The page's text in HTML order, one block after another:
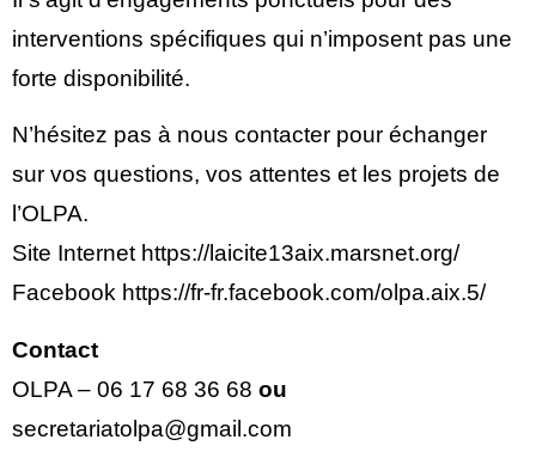
interventions spécifiques qui n’imposent pas une
forte disponibilité.
N’hésitez pas à nous contacter pour échanger
sur vos questions, vos attentes et les projets de
l’OLPA.
Site Internet https://laicite13aix.marsnet.org/
Facebook https://fr-fr.facebook.com/olpa.aix.5/
Contact
OLPA – 06 17 68 36 68 ou
secretariatolpa@gmail.com